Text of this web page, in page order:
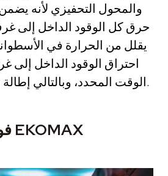
حرق كل الوقود الداخل إلى
يقلل من الحرارة في
احتراق الوقود الداخل إلى
الوقت المحدد، وبالتالي إطالة عمر زيت المحرك.
فوائد EKOMAX